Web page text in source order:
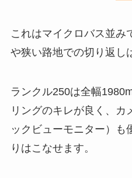
これはマイクロバス並み
や狭い路地での切り返し
ランクル250は全幅
リングのキレが良く、カ
ックビューモニター）も
りはこなせます。